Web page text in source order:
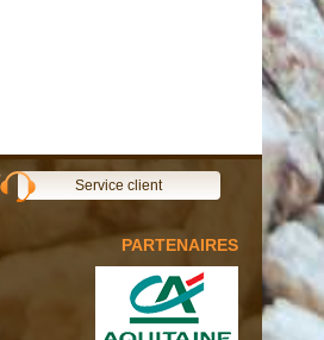
Service client
PARTENAIRES